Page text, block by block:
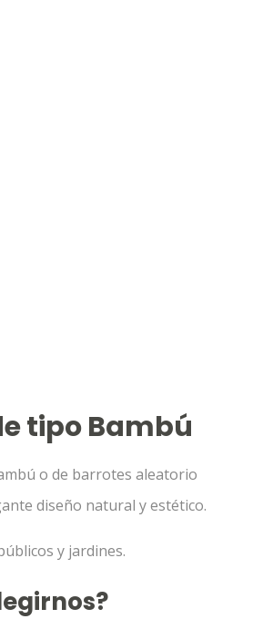
tipo Bambú
o de barrotes aleatorio
diseño natural y estético.
y jardines.